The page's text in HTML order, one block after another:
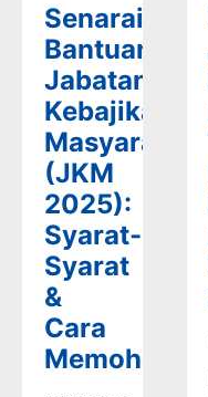
Senarai
Bantuan
Jabatan
Kebajikan
Masyarakat
(JKM
2025):
Syarat-
Syarat
&
Cara
Memohon